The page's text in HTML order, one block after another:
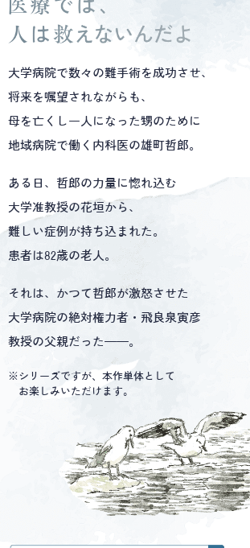
大学病院で数々の難手術を成功させ、
将来を嘱望されながらも、
母を亡くし一人になった甥のために
地域病院で働く内科医の雄町哲郎。
ある日、哲郎の力量に惚れ込む
大学准教授の花垣から、
難しい症例が持ち込まれた。
患者は82歳の老人。
それは、かつて哲郎が激怒させた
大学病院の絶対権力者・飛良泉寅彦
教授の父親だった──。
※シリーズですが、本作単体として
お楽しみいただけます。